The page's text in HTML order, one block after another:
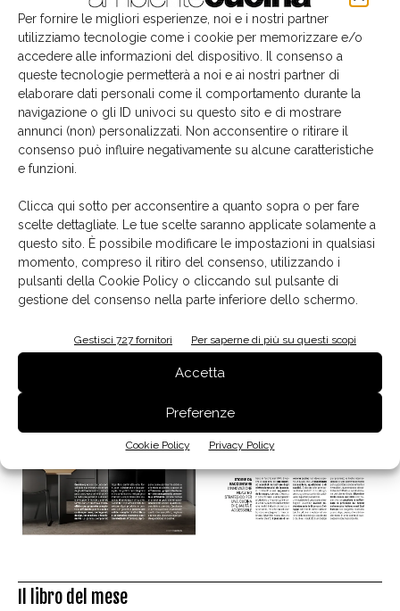
Per fornire le migliori esperienze, noi e i nostri partner
utilizziamo tecnologie come i cookie per memorizzare e/o
accedere alle informazioni del dispositivo. Il consenso a
queste tecnologie permetterà a noi e ai nostri partner di
elaborare dati personali come il comportamento durante la
navigazione o gli ID univoci su questo sito e di mostrare
annunci (non) personalizzati. Non acconsentire o ritirare il
consenso può influire negativamente su alcune caratteristiche
e funzioni.
Clicca qui sotto per acconsentire a quanto sopra o per fare
scelte dettagliate. Le tue scelte saranno applicate solamente a
questo sito. È possibile modificare le impostazioni in qualsiasi
momento, compreso il ritiro del consenso, utilizzando i
pulsanti della Cookie Policy o cliccando sul pulsante di
gestione del consenso nella parte inferiore dello schermo.
Gestisci 727 fornitori Per saperne di più su questi scopi
Accetta
Preferenze
Cookie Policy Privacy Policy
Edicola
La biblioteca dei brand
Il libro del mese